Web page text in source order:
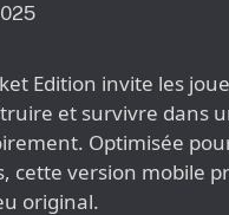
Edition invite les
et survivre dans
Optimisée
cette version mobile
original.